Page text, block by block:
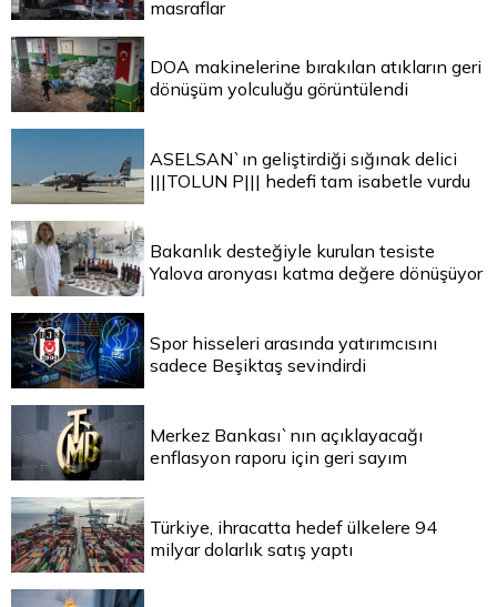
masraflar
DOA makinelerine bırakılan atıkların geri
dönüşüm yolculuğu görüntülendi
ASELSAN`ın geliştirdiği sığınak delici
|||TOLUN P||| hedefi tam isabetle vurdu
Bakanlık desteğiyle kurulan tesiste
Yalova aronyası katma değere dönüşüyor
Spor hisseleri arasında yatırımcısını
sadece Beşiktaş sevindirdi
Merkez Bankası`nın açıklayacağı
enflasyon raporu için geri sayım
Türkiye, ihracatta hedef ülkelere 94
milyar dolarlık satış yaptı